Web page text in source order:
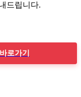
드립니다.
로가기